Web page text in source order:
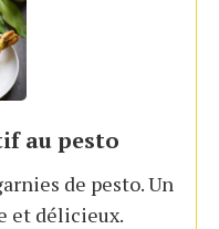
au pesto
de pesto. Un
et délicieux.